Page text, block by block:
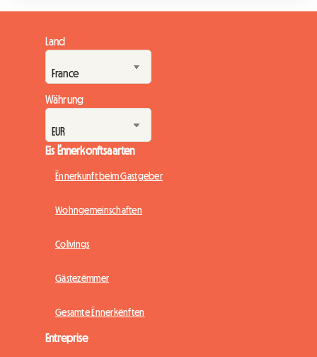
Evenement kann séier zu enger finanzieller Erausfuerderung
ginn, besonnesch wat d'Iwwernuechtung ugeet. Bei
Roomlala wësse mir, wéi wichteg et ass, eng komfortabel
Ënnerkunft ze fannen...
Land
Währung
Eis Ënnerkonftsaarten
Ënnerkunft beim Gastgeber
Wohngemeinschaften
Colivings
Gästezëmmer
Gesamte Ënnerkënften
Entreprise